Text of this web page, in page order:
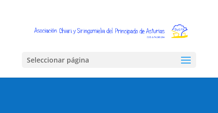
Seleccionar página